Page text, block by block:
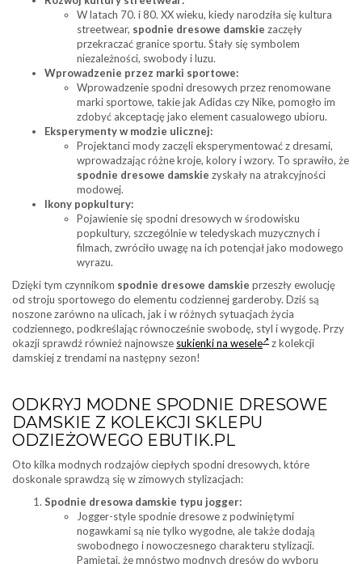
W latach 70. i 80. XX wieku, kiedy narodziła się kultura
streetwear, spodnie dresowe damskie zaczęły
przekraczać granice sportu. Stały się symbolem
niezależności, swobody i luzu.
Wprowadzenie przez marki sportowe:
Wprowadzenie spodni dresowych przez renomowane
marki sportowe, takie jak Adidas czy Nike, pomogło im
zdobyć akceptację jako element casualowego ubioru.
Eksperymenty w modzie ulicznej:
Projektanci mody zaczęli eksperymentować z dresami,
wprowadzając różne kroje, kolory i wzory. To sprawiło, że
spodnie dresowe damskie zyskały na atrakcyjności
modowej.
Ikony popkultury:
Pojawienie się spodni dresowych w środowisku
popkultury, szczególnie w teledyskach muzycznych i
filmach, zwróciło uwagę na ich potencjał jako modowego
wyrazu.
Dzięki tym czynnikom spodnie dresowe damskie przeszły ewolucję
od stroju sportowego do elementu codziennej garderoby. Dziś są
noszone zarówno na ulicach, jak i w różnych sytuacjach życia
codziennego, podkreślając równocześnie swobodę, styl i wygodę. Przy
okazji sprawdź również najnowsze sukienki na wesele
z kolekcji
damskiej z trendami na następny sezon!
ODKRYJ MODNE SPODNIE DRESOWE
DAMSKIE Z KOLEKCJI SKLEPU
ODZIEŻOWEGO EBUTIK.PL
Oto kilka modnych rodzajów ciepłych spodni dresowych, które
doskonale sprawdzą się w zimowych stylizacjach:
Spodnie dresowa damskie typu jogger:
Jogger-style spodnie dresowe z podwiniętymi
nogawkami są nie tylko wygodne, ale także dodają
swobodnego i nowoczesnego charakteru stylizacji.
Pamiętaj, że mnóstwo modnych dresów do wyboru